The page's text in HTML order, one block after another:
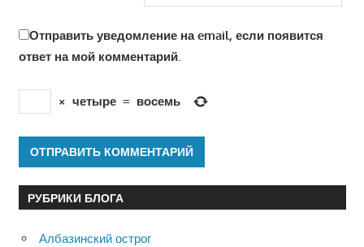
Отправить уведомление на email, если появится
ответ на мой комментарий.
× четыре = восемь
РУБРИКИ БЛОГА
Албазинский острог